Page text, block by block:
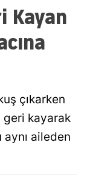
Kayan
çıkarken
geri kayarak
aynı aileden